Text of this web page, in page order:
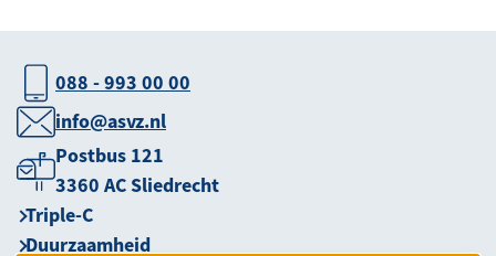
088 - 993 00 00
info@asvz.nl
Postbus 121
3360 AC Sliedrecht
Triple-C
Duurzaamheid